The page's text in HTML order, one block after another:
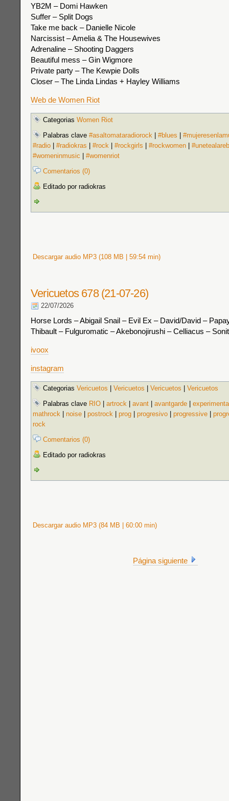
YB2M – Domi Hawken
Suffer – Split Dogs
Take me back – Danielle Nicole
Narcissist – Amelia & The Housewives
Adrenaline – Shooting Daggers
Beautiful mess – Gin Wigmore
Private party – The Kewpie Dolls
Closer – The Linda Lindas + Hayley Williams
Web de Women Riot
Categorias Women Riot
Palabras clave #asaltomataradiorock #blues
#radio
#radiokras #rock #rockgirls #rockwomen
#womeninmusic
#womenriot
Comentarios (0)
Editado por radiokras
Descargar audio MP3 (108 MB | 59:54 min)
Vericuetos 678 (21-07-26)
22/07/2026
Horse Lords – Abigail Snail – Evil Ex – David/David –
Thibault – Fulguromatic – Akebonojirushi – Celliacus –
ivoox
instagram
Categorias Vericuetos Vericuetos Vericuetos
Vericuetos
Palabras clave RIO artrock avant avantgarde
mathrock
noise postrock prog progresivo progressive
rock
Comentarios (0)
Editado por radiokras
Descargar audio MP3 (84 MB | 60:00 min)
Página siguiente